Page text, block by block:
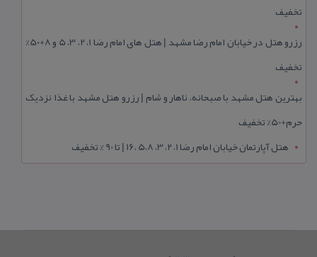
تخفیف
رزرو هتل در خیابان امام رضا مشهد | هتل‌ های امام رضا 1، 2، 3، 5 و 8+50%
تخفیف
بهترین هتل مشهد با صبحانه، ناهار و شام | رزرو هتل مشهد با غذا نزدیک
حرم+50% تخفیف
هتل آپارتمان خیابان امام رضا 1، 2، 3، 5،8 ،16 | تا 90 % تخفیف